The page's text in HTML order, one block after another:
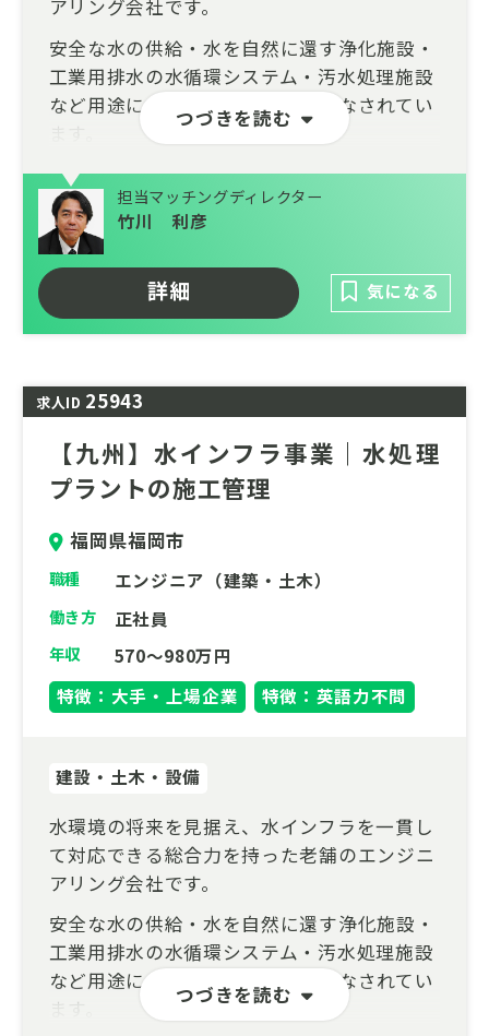
つづきを読む
アリング会社です。
安全な水の供給・水を自然に還す浄化施設・
工業用排水の水循環システム・汚水処理施設
など用途に合わせた様々な運用がなされてい
設計・施工・運用・メンテナンスまで一貫し
て対応できる総合力を武器に、自然や環境に
配慮された建設施工、革新的な水処理技術の
研究開発、耐震性に優れた鋼管製造の加工技
術を持ち、安心・安全な水利用を約束しま
す。
担当マッチングディレクター
竹川 利彦
詳細 気になる
求人ID 25943
【九州】水インフラ事業｜水処理
プラントの施工管理
福岡県福岡市
職種 エンジニア（建築・土木）
働き方 正社員
年収
570～980万円
特徴：大手・上場企業
特徴：英語力不問
つづきを読む
建設・土木・設備
水環境の将来を見据え、水インフラを一貫し
て対応できる総合力を持った老舗のエンジニ
アリング会社です。
安全な水の供給・水を自然に還す浄化施設・
工業用排水の水循環システム・汚水処理施設
など用途に合わせた様々な運用がなされてい
ます。